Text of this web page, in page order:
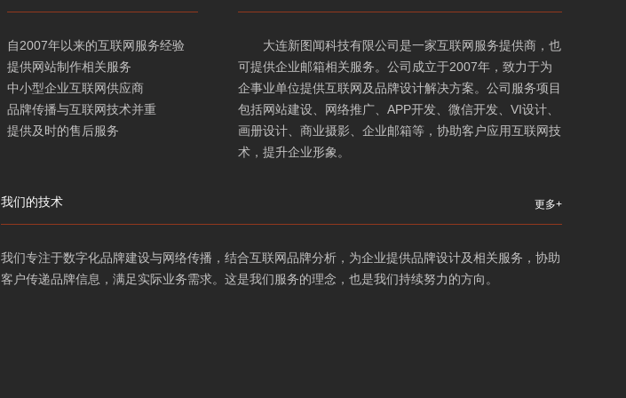
自2007年以来的互联网服务经验
提供网站制作相关服务
中小型企业互联网供应商
品牌传播与互联网技术并重
提供及时的售后服务
大连新图闻科技有限公司是一家互联网服务提供商，也
可提供企业邮箱相关服务。公司成立于2007年，致力于为
企事业单位提供互联网及品牌设计解决方案。公司服务项目
包括网站建设、网络推广、APP开发、微信开发、VI设计、
画册设计、商业摄影、企业邮箱等，协助客户应用互联网技
术，提升企业形象。
我们的技术 更多+
我们专注于数字化品牌建设与网络传播，结合互联网品牌分析，为企业提供品牌设计及相关服务，协助
客户传递品牌信息，满足实际业务需求。这是我们服务的理念，也是我们持续努力的方向。